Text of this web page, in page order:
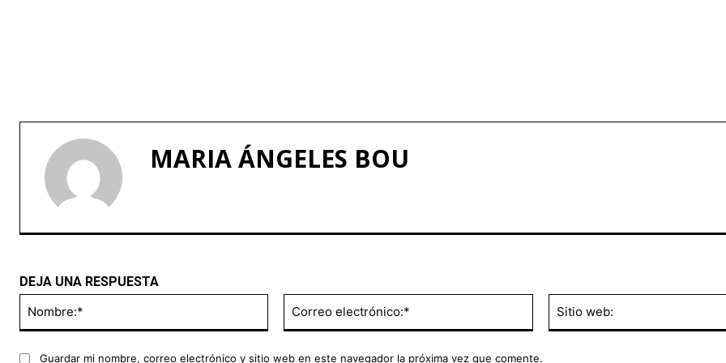
MARIA ÁNGELES BOU
DEJA UNA RESPUESTA
electrónico:*
Guardar mi nombre, correo electrónico y sitio web en este navegador la próxima vez que comente.